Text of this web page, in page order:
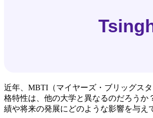
近年、MBTI（マイヤーズ・ブリッグス
格特性は、他の大学と異なるのだろう
績や将来の発展にどのような影響を与え